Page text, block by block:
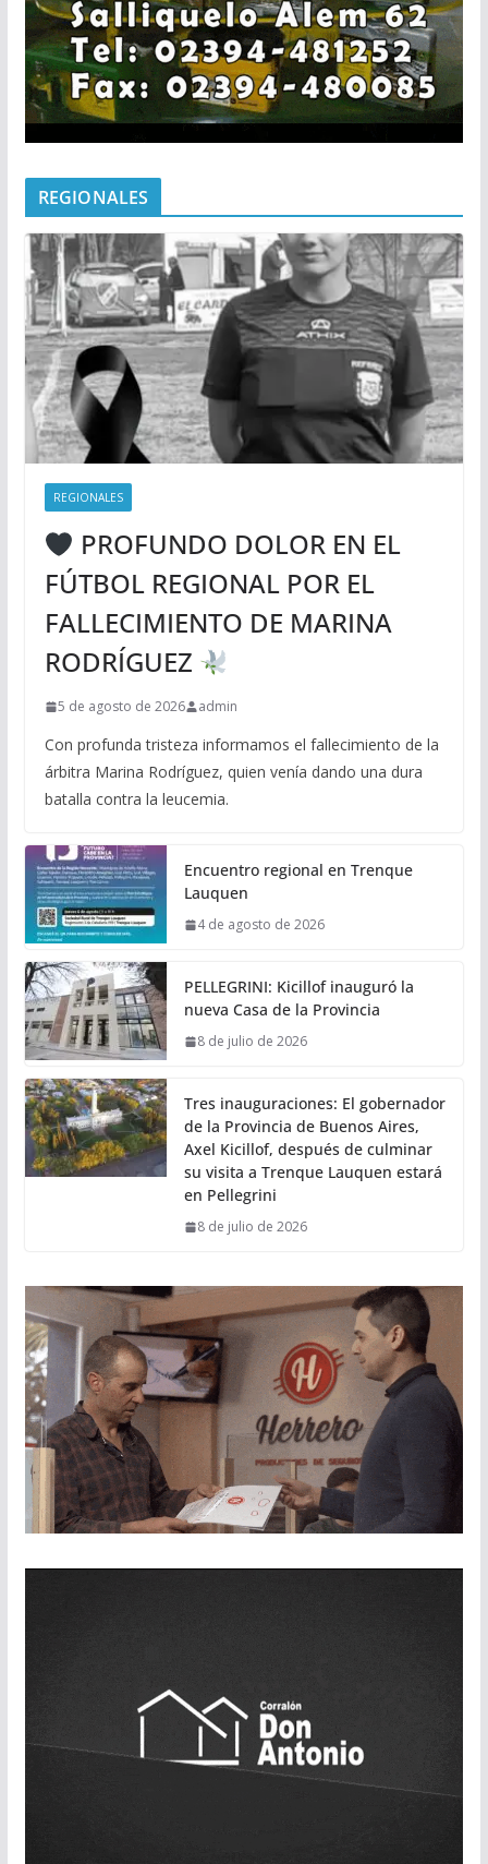
REGIONALES
REGIONALES
PROFUNDO DOLOR EN EL
FÚTBOL REGIONAL POR EL
FALLECIMIENTO DE MARINA
RODRÍGUEZ
5 de agosto de 2026 admin
Con profunda tristeza informamos el fallecimiento de la
árbitra Marina Rodríguez, quien venía dando una dura
batalla contra la leucemia.
Encuentro regional en Trenque
Lauquen
4 de agosto de 2026
PELLEGRINI: Kicillof inauguró la
nueva Casa de la Provincia
8 de julio de 2026
Tres inauguraciones: El gobernador
de la Provincia de Buenos Aires,
Axel Kicillof, después de culminar
su visita a Trenque Lauquen estará
en Pellegrini
8 de julio de 2026